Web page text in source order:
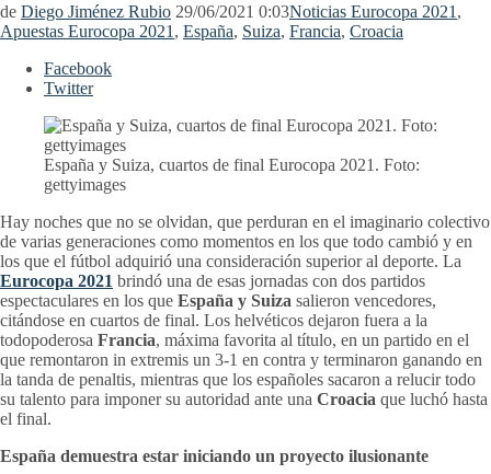
de Diego Jiménez Rubio 29/06/2021 0:03Noticias Eurocopa 2021 ,
Apuestas Eurocopa 2021 , España, Suiza, Francia, Croacia
Facebook
Twitter
España y Suiza, cuartos de final Eurocopa 2021. Foto:
gettyimages
Hay noches que no se olvidan, que perduran en el imaginario colectivo
de varias generaciones como momentos en los que todo cambió y en
los que el fútbol adquirió una consideración superior al deporte. La
Eurocopa 2021 brindó una de esas jornadas con dos partidos
espectaculares en los que España y Suiza salieron vencedores,
citándose en cuartos de final. Los helvéticos dejaron fuera a la
todopoderosa Francia, máxima favorita al título, en un partido en el
que remontaron in extremis un 3-1 en contra y terminaron ganando en
la tanda de penaltis, mientras que los españoles sacaron a relucir todo
su talento para imponer su autoridad ante una Croacia que luchó hasta
el final.
España demuestra estar iniciando un proyecto ilusionante